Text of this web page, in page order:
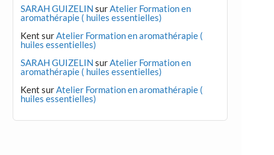
SARAH GUIZELIN surAtelier Formation en
aromathérapie ( huiles essentielles)
Kent surAtelier Formation en aromathérapie (
huiles essentielles)
SARAH GUIZELIN surAtelier Formation en
aromathérapie ( huiles essentielles)
Kent surAtelier Formation en aromathérapie (
huiles essentielles)